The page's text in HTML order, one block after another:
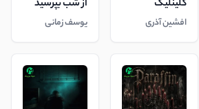
گلینلیک
افشین آذری
از شب بپرسید
یوسف زمانی